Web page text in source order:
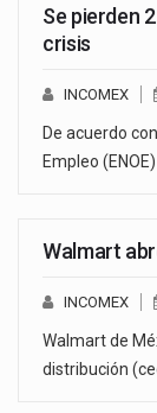
Se pierden
crisis
INCOMEX
De acuerdo
Empleo
Walmart
INCOMEX
Walmart de
distribución